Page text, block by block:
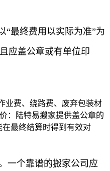
“最终费用以实际为准”为
应盖公章或有单位印
业费、绕路费、废弃包装材
：陆特易搬家提供盖公章的
最终结算时得到有效对
一个靠谱的搬家公司应